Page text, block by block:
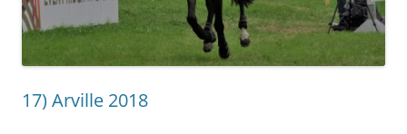
17) Arville 2018